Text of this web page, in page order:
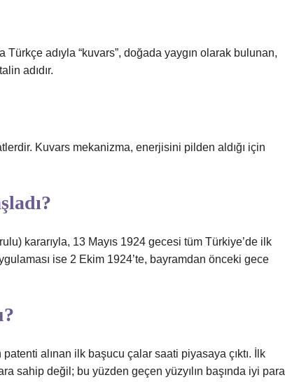
adıyla “kuvars”, doğada yaygın olarak bulunan,
adıdır.
Kuvars mekanizma, enerjisini pilden aldığı için
kararıyla, 13 Mayıs 1924 gecesi tüm Türkiye’de ilk
ise 2 Ekim 1924’te, bayramdan önceki gece
alınan ilk başucu çalar saati piyasaya çıktı. İlk
sahip değil; bu yüzden geçen yüzyılın başında iyi para